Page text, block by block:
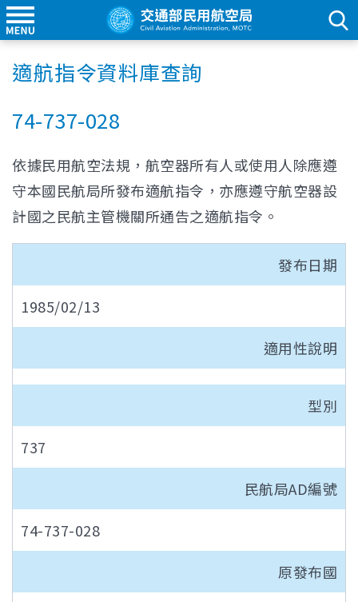
適航指令資料庫查詢
74-737-028
依據民用航空法規，航空器所有人或使用人除應遵
守本國民航局所發布適航指令，亦應遵守航空器設
計國之民航主管機關所通告之適航指令。
發布日期
1985/02/13
適用性說明
型別
737
民航局AD編號
74-737-028
原發布國